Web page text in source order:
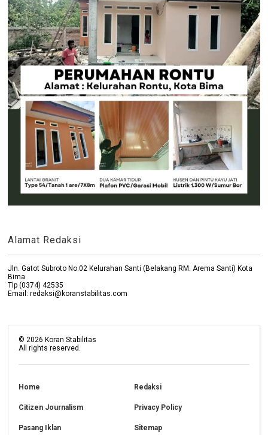
Alamat Redaksi
Jln. Gatot Subroto No.02 Kelurahan Santi (Belakang RM. Arema Santi) Kota
Bima
Tlp (0374) 42535
Email: redaksi@koranstabilitas.com
©2026 Koran Stabilitas
All rights reserved.
Home Redaksi
Citizen Journalism Privacy Policy
Pasang Iklan Sitemap